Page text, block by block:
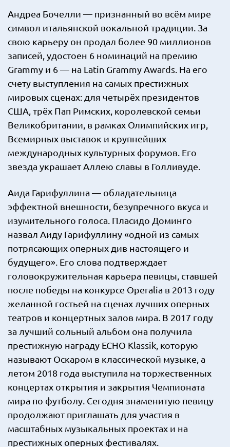
Андреа Бочелли — признанный во всём мире
символ итальянской вокальной традиции. За
свою карьеру он продал более 90 миллионов
записей, удостоен 6 номинаций на премию
Grammy и 6 — на Latin Grammy Awards. На его
счету выступления на самых престижных
мировых сценах: для четырёх президентов
США, трёх Пап Римских, королевской семьи
Великобритании, в рамках Олимпийских игр,
Всемирных выставок и крупнейших
международных культурных форумов. Его
звезда украшает Аллею славы в Голливуде.
Аида Гарифуллина — обладательница
эффектной внешности, безупречного вкуса и
изумительного голоса. Пласидо Доминго
назвал Аиду Гарифуллину «одной из самых
потрясающих оперных див настоящего и
будущего». Его слова подтверждает
головокружительная карьера певицы, ставшей
после победы на конкурсе Operalia в 2013 году
желанной гостьей на сценах лучших оперных
театров и концертных залов мира. В 2017 году
за лучший сольный альбом она получила
престижную награду ECHO Klassik, которую
называют Оскаром в классической музыке, а
летом 2018 года выступила на торжественных
концертах открытия и закрытия Чемпионата
мира по футболу. Сегодня знаменитую певицу
продолжают приглашать для участия в
масштабных музыкальных проектах и на
престижных оперных фестивалях.